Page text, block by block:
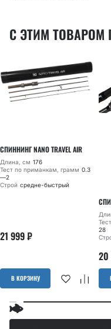
С ЭТИМ ТОВАРОМ
СПИННИНГ NANO TRAVEL AIR
Длина, см 176
Тест по приманкам, грамм 0.3
—2
Строй средне-быстрый
21 999₽
В КОРЗИНУ
28
20